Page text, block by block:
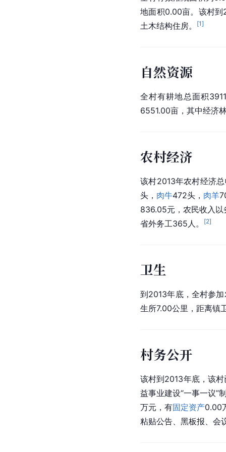
地面积0.00亩。该村
土木结构住房。
[1]
自然资源
全村有耕地总面积
6551.00亩，其中经济
农村经济
该村2013年农村经济
头， 肉牛472头， 肉羊
836.05元，农民收入以
省外务工365人。
[2]
卫生
到2013年底，全村参
生所7.00公里，距离镇
村务公开
该村到2013年底，该
益事业建设“一事一议”
万元，有固定资产0.00
粘贴公告、黑板报、会